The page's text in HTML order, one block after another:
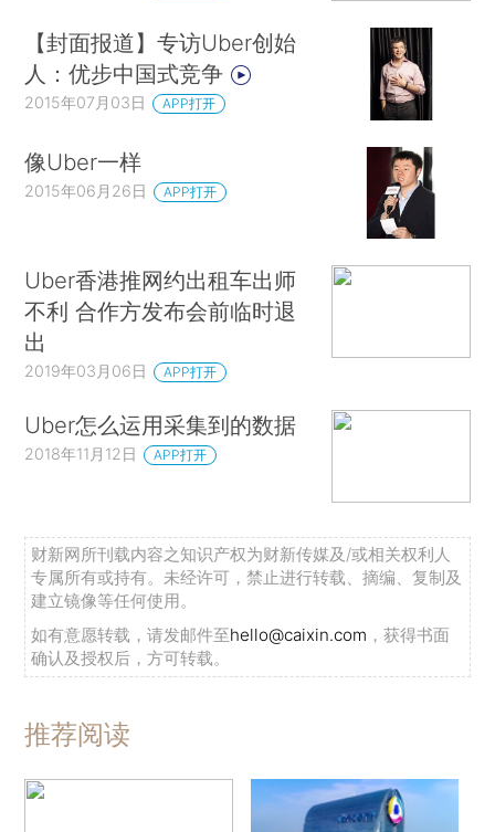
【封面报道】专访Uber创始
人：优步中国式竞争
2015年07月03日 APP打开
像Uber一样
2015年06月26日 APP打开
Uber香港推网约出租车出师
不利 合作方发布会前临时退
出
2019年03月06日 APP打开
Uber怎么运用采集到的数据
2018年11月12日 APP打开
财新网所刊载内容之知识产权为财新传媒及/或相关权利人
专属所有或持有。未经许可，禁止进行转载、摘编、复制及
建立镜像等任何使用。
如有意愿转载，请发邮件至hello@caixin.com ，获得书面
确认及授权后，方可转载。
推荐阅读